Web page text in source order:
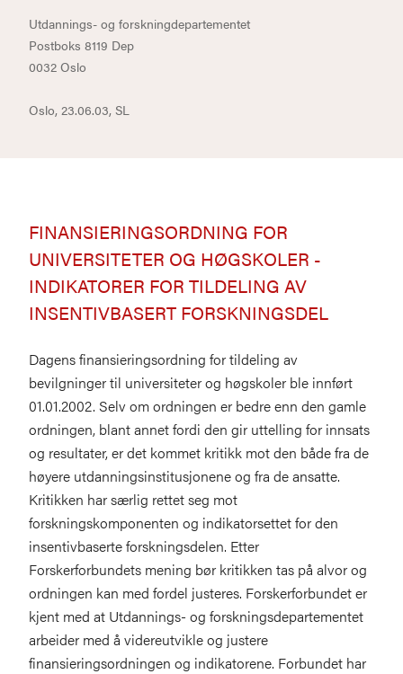
Utdannings- og forskningdepartementet
Postboks 8119 Dep
0032 Oslo
Oslo, 23.06.03, SL
FINANSIERINGSORDNING FOR
UNIVERSITETER OG HØGSKOLER -
INDIKATORER FOR TILDELING AV
INSENTIVBASERT FORSKNINGSDEL
Dagens finansieringsordning for tildeling av
bevilgninger til universiteter og høgskoler ble innført
01.01.2002. Selv om ordningen er bedre enn den gamle
ordningen, blant annet fordi den gir uttelling for innsats
og resultater, er det kommet kritikk mot den både fra de
høyere utdanningsinstitusjonene og fra de ansatte.
Kritikken har særlig rettet seg mot
forskningskomponenten og indikatorsettet for den
insentivbaserte forskningsdelen. Etter
Forskerforbundets mening bør kritikken tas på alvor og
ordningen kan med fordel justeres. Forskerforbundet er
kjent med at Utdannings- og forskningsdepartementet
arbeider med å videreutvikle og justere
finansieringsordningen og indikatorene. Forbundet har